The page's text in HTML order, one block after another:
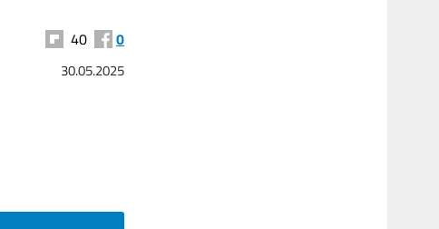
40 0
30.05.2025